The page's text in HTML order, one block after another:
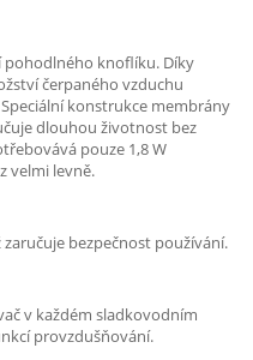
knoflíku. Díky
čerpaného vzduchu
konstrukce membrány
dlouhou životnost bez
pouze 1,8 W
velmi levně.
bezpečnost používání.
v každém sladkovodním
provzdušňování.